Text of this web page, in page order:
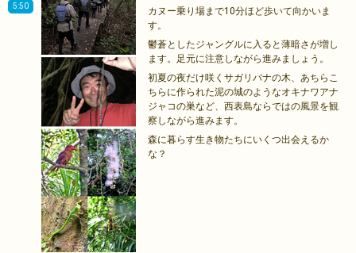
5:50
カヌー乗り場まで10分ほど歩いて向かいま
す。
鬱蒼としたジャングルに入ると薄暗さが増し
ます。足元に注意しながら進みましょう。
初夏の夜だけ咲くサガリバナの木、あちらこ
ちらに作られた泥の城のようなオキナワアナ
ジャコの巣など、西表島ならではの風景を観
察しながら進みます。
森に暮らす生き物たちにいくつ出会えるか
な？